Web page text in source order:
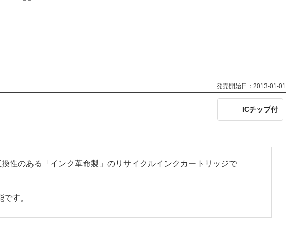
発売開始日：2013-01-01
ICチップ付
性のある「インク革命製」のリサイクルインクカートリッジで
す。